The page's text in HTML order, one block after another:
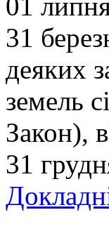
01
31
деяких
земель
Закон),
31